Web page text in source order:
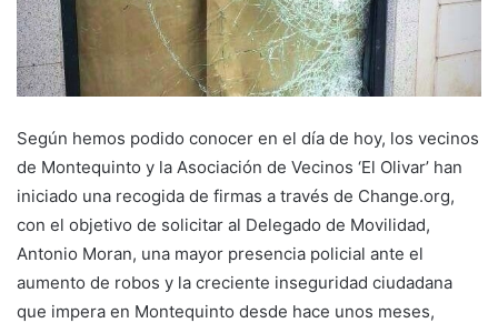
Según hemos podido conocer en el día de hoy, los vecinos
de Montequinto y la Asociación de Vecinos ‘El Olivar’ han
iniciado una recogida de firmas a través de Change.org,
con el objetivo de solicitar al Delegado de Movilidad,
Antonio Moran, una mayor presencia policial ante el
aumento de robos y la creciente inseguridad ciudadana
que impera en Montequinto desde hace unos meses,